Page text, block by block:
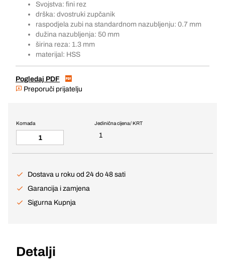
Svojstva: fini rez
drška: dvostruki zupčanik
raspodjela zubi na standardnom nazubljenju: 0.7 mm
dužina nazubljenja: 50 mm
širina reza: 1.3 mm
materijal: HSS
Pogledaj PDF
Preporuči prijatelju
Jedinična cijena / KRT
1
Komada
Dostava u roku od 24 do 48 sati
Garancija i zamjena
Sigurna Kupnja
Detalji